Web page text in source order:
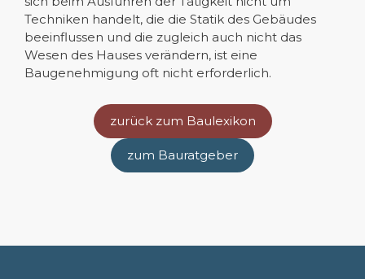
Techniken handelt, die die Statik des Gebäudes
beeinflussen und die zugleich auch nicht das
Wesen des Hauses verändern, ist eine
Baugenehmigung oft nicht erforderlich.
zurück zum Baulexikon
zum Bauratgeber